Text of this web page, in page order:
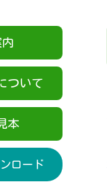
ついて
本
ロード